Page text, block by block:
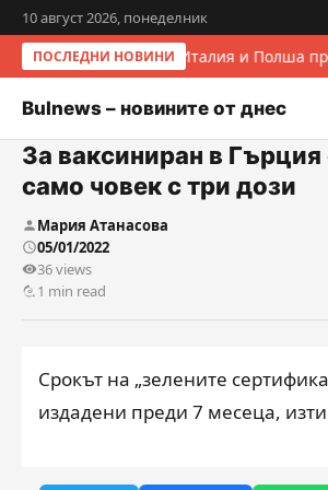
10 август 2026, понеделник
ПОСЛЕДНИ НОВИНИ Италия и Полша
Bulnews – новините от днес
За ваксиниран в Гърция
само човек с три дози
Мария Атанасова
05/01/2022
36 views
1 min read
Срокът на „зелените
издадени преди 7 месеца,